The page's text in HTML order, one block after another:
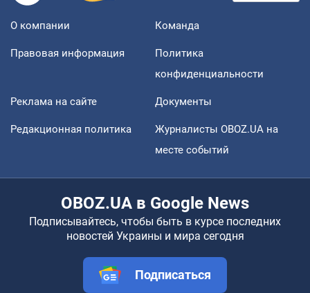
О компании Команда
Правовая информация
Политика
конфиденциальности
Реклама на сайте Документы
Редакционная политика
Журналисты OBOZ.UA на
месте событий
OBOZ.UA в Google News
Подписывайтесь, чтобы быть в курсе последних
новостей Украины и мира сегодня
Подписаться